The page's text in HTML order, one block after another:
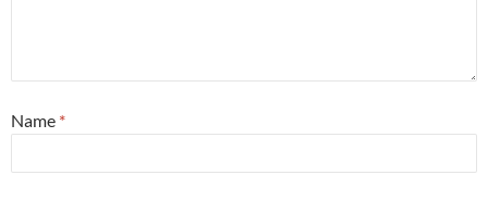
Name *